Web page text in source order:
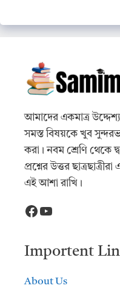
আমাদের একমাত্র উদ্দেশ্য
সমস্ত বিষয়কে খুব
করা। নবম শ্রেণি থেকে
প্রশ্নের উত্তর
এই আশা রাখি।
Facebook
YouTube
Importent
About Us